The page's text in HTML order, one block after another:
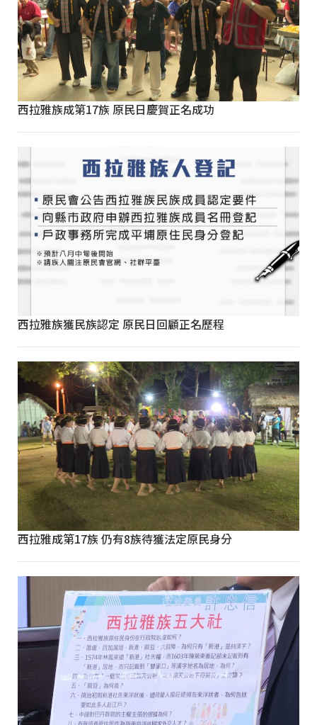
西拉雅族成第17族 原民日慶賀正名成功
西拉雅族獲民族認定 原民日回顧正名歷程
西拉雅成第17族 仍有8族待獲法定原民身分